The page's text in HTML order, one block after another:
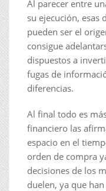
Al parecer entre
su ejecución, esas
pueden ser el
consigue
dispuestos a
fugas de
diferencias.
Al final todo es
financiero las
espacio en el
orden de compra
decisiones de los
duelen, ya que